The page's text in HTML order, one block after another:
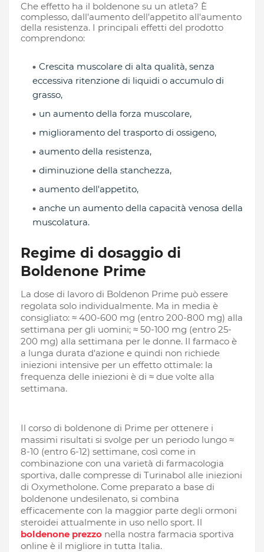
Che effetto ha il boldenone su un atleta? È
complesso, dall'aumento dell'appetito all'aumento
della resistenza. I principali effetti del prodotto
comprendono:
Crescita muscolare di alta qualità, senza
eccessiva ritenzione di liquidi o accumulo di
grasso,
anche un aumento della capacità venosa della
muscolatura.
Regime di dosaggio di
Boldenone Prime
La dose di lavoro di Boldenon Prime può essere
regolata solo individualmente. Ma in media è
consigliato: ≈ 400-600 mg (entro 200-800 mg) alla
settimana per gli uomini; ≈ 50-100 mg (entro 25-
200 mg) alla settimana per le donne. Il farmaco è
a lunga durata d'azione e quindi non richiede
iniezioni intensive per un effetto ottimale: la
frequenza delle iniezioni è di ≈ due volte alla
settimana.
Il corso di boldenone di Prime per ottenere i
massimi risultati si svolge per un periodo lungo ≈
8-10 (entro 6-12) settimane, così come in
combinazione con una varietà di farmacologia
sportiva, dalle compresse di Turinabol alle iniezioni
di Oxymetholone. Come preparato a base di
boldenone undesilenato, si combina
efficacemente con la maggior parte degli ormoni
steroidei attualmente in uso nello sport. Il
boldenone prezzo nella nostra farmacia sportiva
online è il migliore in tutta Italia.